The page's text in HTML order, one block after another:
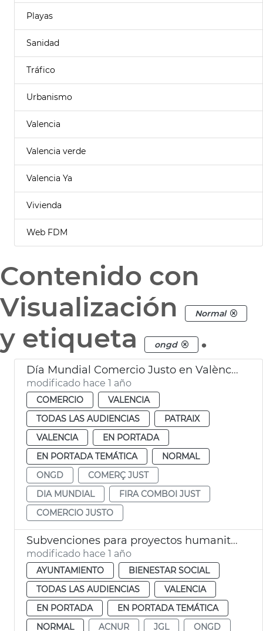
Playas
Sanidad
Tráfico
Urbanismo
Valencia
Valencia verde
Valencia Ya
Vivienda
Web FDM
Contenido con
Visualización
Normal
y etiqueta ongd .
Día Mundial Comercio Justo en València
modificado hace 1 año
COMERCIO
VALENCIA
TODAS LAS AUDIENCIAS
PATRAIX
VALENCIA
EN PORTADA
EN PORTADA TEMÁTICA
NORMAL
ONGD
COMERÇ JUST
DIA MUNDIAL
FIRA COMBOI JUST
COMERCIO JUSTO
Subvenciones para proyectos humanitarios de UNRWA y ACNUR
modificado hace 1 año
AYUNTAMIENTO
BIENESTAR SOCIAL
TODAS LAS AUDIENCIAS
VALENCIA
EN PORTADA
EN PORTADA TEMÁTICA
NORMAL
ACNUR JGL ONGD